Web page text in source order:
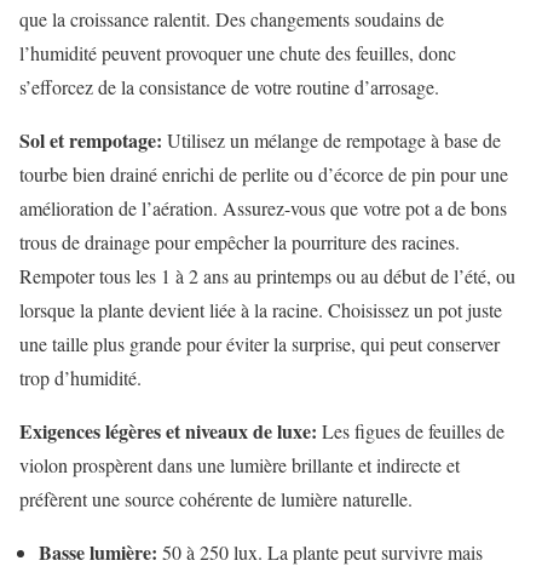
que la croissance ralentit. Des changements soudains de
l’humidité peuvent provoquer une chute des feuilles, donc
s’efforcez de la consistance de votre routine d’arrosage.
Sol et rempotage: Utilisez un mélange de rempotage à base de
tourbe bien drainé enrichi de perlite ou d’écorce de pin pour une
amélioration de l’aération. Assurez-vous que votre pot a de bons
trous de drainage pour empêcher la pourriture des racines.
Rempoter tous les 1 à 2 ans au printemps ou au début de l’été, ou
lorsque la plante devient liée à la racine. Choisissez un pot juste
une taille plus grande pour éviter la surprise, qui peut conserver
trop d’humidité.
Exigences légères et niveaux de luxe: Les figues de feuilles de
violon prospèrent dans une lumière brillante et indirecte et
préfèrent une source cohérente de lumière naturelle.
Basse lumière: 50 à 250 lux. La plante peut survivre mais